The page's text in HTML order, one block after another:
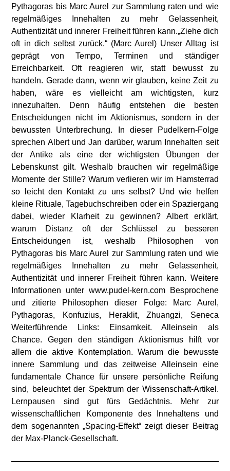
Pythagoras bis Marc Aurel zur Sammlung raten und wie
regelmäßiges Innehalten zu mehr Gelassenheit,
Authentizität und innerer Freiheit führen kann.„Ziehe dich
oft in dich selbst zurück.“ (Marc Aurel) Unser Alltag ist
geprägt von Tempo, Terminen und ständiger
Erreichbarkeit. Oft reagieren wir, statt bewusst zu
handeln. Gerade dann, wenn wir glauben, keine Zeit zu
haben, wäre es vielleicht am wichtigsten, kurz
innezuhalten. Denn häufig entstehen die besten
Entscheidungen nicht im Aktionismus, sondern in der
bewussten Unterbrechung. In dieser Pudelkern-Folge
sprechen Albert und Jan darüber, warum Innehalten seit
der Antike als eine der wichtigsten Übungen der
Lebenskunst gilt. Weshalb brauchen wir regelmäßige
Momente der Stille? Warum verlieren wir im Hamsterrad
so leicht den Kontakt zu uns selbst? Und wie helfen
kleine Rituale, Tagebuchschreiben oder ein Spaziergang
dabei, wieder Klarheit zu gewinnen? Albert erklärt,
warum Distanz oft der Schlüssel zu besseren
Entscheidungen ist, weshalb Philosophen von
Pythagoras bis Marc Aurel zur Sammlung raten und wie
regelmäßiges Innehalten zu mehr Gelassenheit,
Authentizität und innerer Freiheit führen kann. Weitere
Informationen unter www.pudel-kern.com Besprochene
und zitierte Philosophen dieser Folge: Marc Aurel,
Pythagoras, Konfuzius, Heraklit, Zhuangzi, Seneca
Weiterführende Links: Einsamkeit. Alleinsein als
Chance. Gegen den ständigen Aktionismus hilft vor
allem die aktive Kontemplation. Warum die bewusste
innere Sammlung und das zeitweise Alleinsein eine
fundamentale Chance für unsere persönliche Reifung
sind, beleuchtet der Spektrum der Wissenschaft-Artikel.
Lernpausen sind gut fürs Gedächtnis. Mehr zur
wissenschaftlichen Komponente des Innehaltens und
dem sogenannten „Spacing-Effekt“ zeigt dieser Beitrag
der Max-Planck-Gesellschaft.